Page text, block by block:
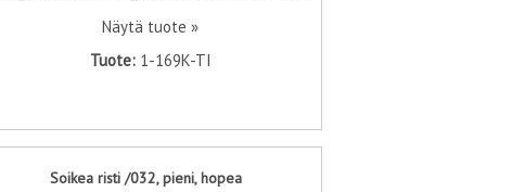
Näytä tuote »
Tuote: 1-169K-TI
Soikea risti /032, pieni, hopea